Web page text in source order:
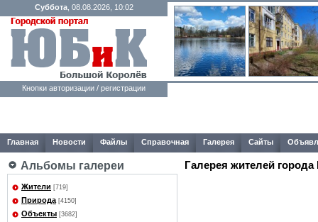
Суббота, 08.08.2026, 10:02
Кнопки авторизации / регистрации
Главная Новости Файлы Справочная Галерея Сайты
Альбомы галереи
Жители [719]
Природа [4150]
Объекты [3682]
Галерея жителей города